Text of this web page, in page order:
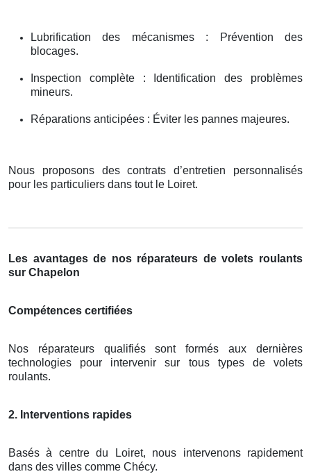
Lubrification des mécanismes : Prévention des
blocages.
Inspection complète : Identification des problèmes
mineurs.
Réparations anticipées : Éviter les pannes majeures.
Nous proposons des contrats d’entretien personnalisés
pour les particuliers dans tout le Loiret.
Les avantages de nos réparateurs de volets roulants
sur Chapelon
Compétences certifiées
Nos réparateurs qualifiés sont formés aux dernières
technologies pour intervenir sur tous types de volets
roulants.
2. Interventions rapides
Basés à centre du Loiret, nous intervenons rapidement
dans des villes comme Chécy.